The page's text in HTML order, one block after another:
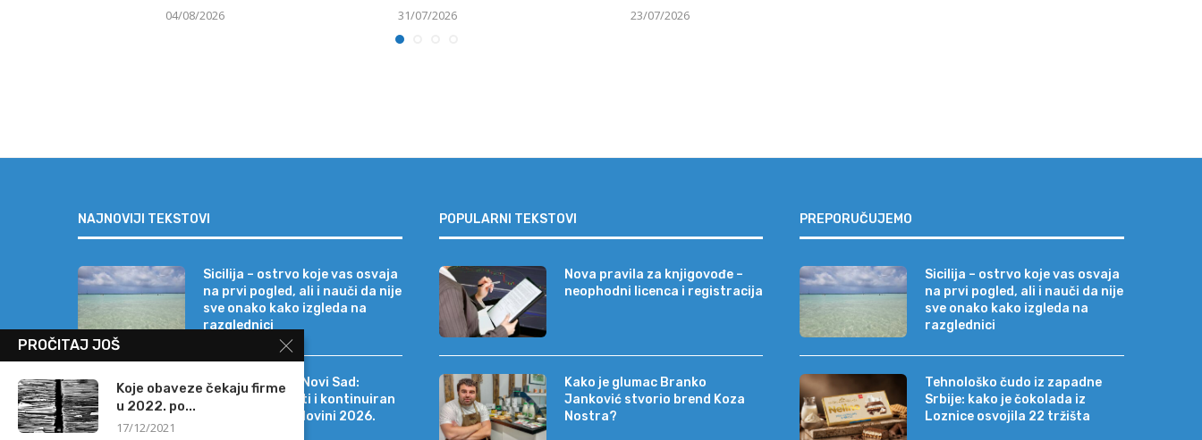
04/08/2026 31/07/2026 23/07/2026
NAJNOVIJI TEKSTOVI
Sicilija – ostrvo koje vas osvaja
na prvi pogled, ali i nauči da nije
sve onako kako izgleda na
razglednici
Erste Bank a.d. Novi Sad:
Stabilni rezultati i kontinuiran
rast i u prvoj polovini 2026.
POPULARNI TEKSTOVI
Nova pravila za knjigovođe –
neophodni licenca i registracija
Kako je glumac Branko
Janković stvorio brend Koza
Nostra?
PREPORUČUJEMO
Sicilija – ostrvo koje vas osvaja
na prvi pogled, ali i nauči da nije
sve onako kako izgleda na
razglednici
Tehnološko čudo iz zapadne
Srbije: kako je čokolada iz
Loznice osvojila 22 tržišta
PROČITAJ JOŠ
Koje obaveze čekaju firme
u 2022. po...
17/12/2021